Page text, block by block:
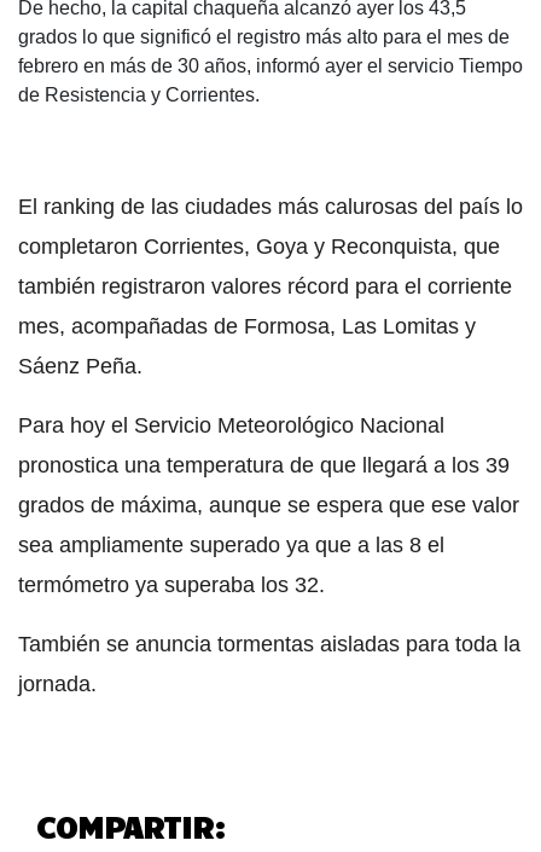
De hecho, la capital chaqueña alcanzó ayer los 43,5
grados lo que significó el registro más alto para el mes de
febrero en más de 30 años, informó ayer el servicio Tiempo
de Resistencia y Corrientes.
El ranking de las ciudades más calurosas del país lo
completaron Corrientes, Goya y Reconquista, que
también registraron valores récord para el corriente
mes, acompañadas de Formosa, Las Lomitas y
Sáenz Peña.
Para hoy el Servicio Meteorológico Nacional
pronostica una temperatura de que llegará a los 39
grados de máxima, aunque se espera que ese valor
sea ampliamente superado ya que a las 8 el
termómetro ya superaba los 32.
También se anuncia tormentas aisladas para toda la
jornada.
COMPARTIR: